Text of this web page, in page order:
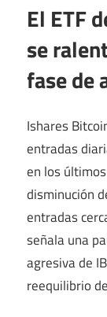
El ETF
se
fase de
Ishares
entradas
en los
disminución
entradas
señala una
agresiva de
reequilibrio